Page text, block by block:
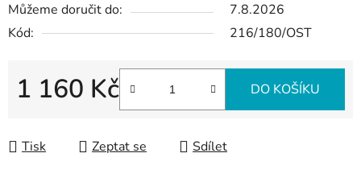
Můžeme doručit do:
7.8.2026
Kód:
216/180/OST
1 160 Kč DO KOŠÍKU
Tisk Zeptat se Sdílet